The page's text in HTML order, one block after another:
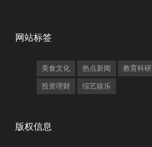
网站标签
美食文化 热点新闻 教育科研
投资理财 综艺娱乐
版权信息